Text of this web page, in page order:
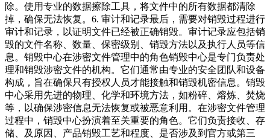
除。使用专业的数据擦除工具，将文件中的所有数据都清除
掉，确保无法恢复。6. 审计和记录最后，需要对销毁过程进行
审计和记录，以证明文件已经被正确销毁。审计记录应包括销
毁的文件名称、数量、保密级别、销毁方法以及执行人员等信
息。销毁中心在涉密文件管理中的角色销毁中心是专门负责处
理和销毁涉密文件的机构。它们通常由专业的安全团队和设备
构成，旨在确保只有授权人员才能接触和销毁机密信息。销毁
中心采用先进的物理、化学和环境方法，如粉碎、熔炼、焚烧
等，以确保涉密信息无法恢复或被恶意利用。在涉密文件管理
过程中，销毁中心扮演着至关重要的角色。它们负责接收、存
储、及原因、产品销毁工艺和程度、是否涉及到官方或第三